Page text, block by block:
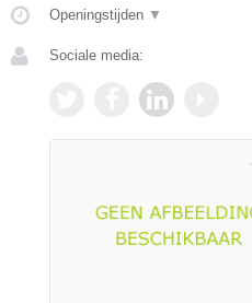
Openingstijden ▼
Sociale media: